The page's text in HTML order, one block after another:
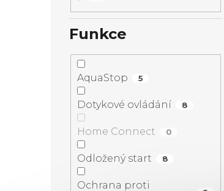
Funkce
AquaStop 5
Dotykové ovládání 8
Home Connect 0
Odložený start 8
Ochrana proti